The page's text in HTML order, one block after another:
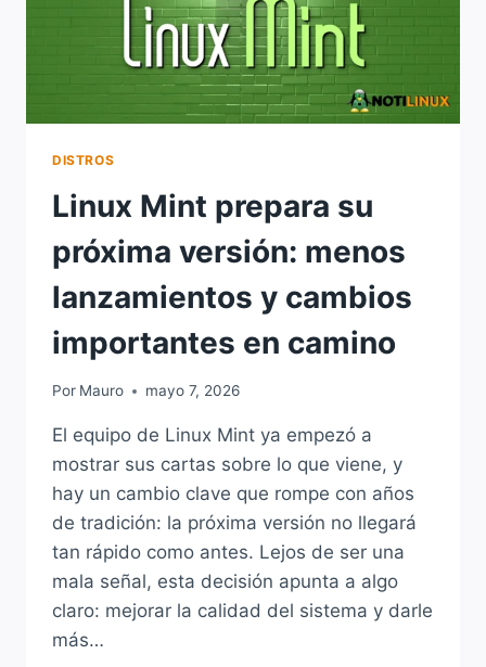
DISTROS
Linux Mint prepara su
próxima versión: menos
lanzamientos y cambios
importantes en camino
Por Mauro mayo 7, 2026
El equipo de Linux Mint ya empezó a
mostrar sus cartas sobre lo que viene, y
hay un cambio clave que rompe con años
de tradición: la próxima versión no llegará
tan rápido como antes. Lejos de ser una
mala señal, esta decisión apunta a algo
claro: mejorar la calidad del sistema y darle
más…